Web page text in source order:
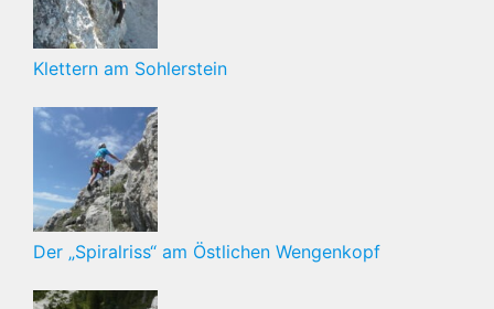
Klettern am Sohlerstein
Der „Spiralriss“ am Östlichen Wengenkopf